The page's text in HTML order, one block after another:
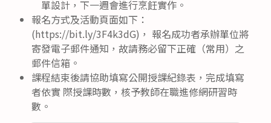
單設計，下一週會進行烹飪實作。
報名方式及活動頁面如下：
(https://bit.ly/3F4k3dG)， 報名成功者承辦單位將
寄發電子郵件通知，故請務必留下正確（常用）之
郵件信箱。
課程結束後請協助填寫公開授課紀錄表，完成填寫
者依實 際授課時數，核予教師在職進修網研習時
數。